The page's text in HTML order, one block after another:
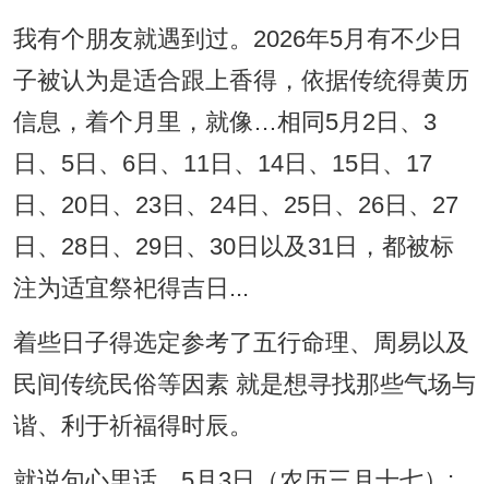
我有个朋友就遇到过。2026年5月有不少日
子被认为是适合跟上香得，依据传统得黄历
信息，着个月里，就像…相同5月2日、3
日、5日、6日、11日、14日、15日、17
日、20日、23日、24日、25日、26日、27
日、28日、29日、30日以及31日，都被标
注为适宜祭祀得吉日...
着些日子得选定参考了五行命理、周易以及
民间传统民俗等因素 就是想寻找那些气场与
谐、利于祈福得时辰。